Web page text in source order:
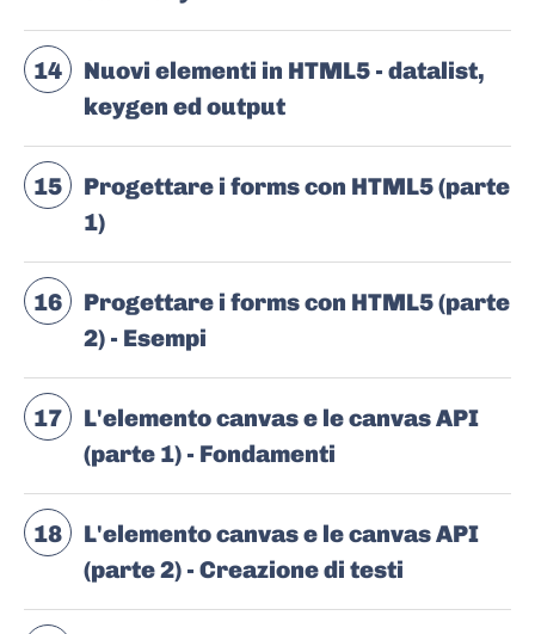
14
Nuovi elementi in HTML5 - datalist,
keygen ed output
15
Progettare i forms con HTML5 (parte
1)
16
Progettare i forms con HTML5 (parte
2) - Esempi
17
L'elemento canvas e le canvas API
(parte 1) - Fondamenti
18
L'elemento canvas e le canvas API
(parte 2) - Creazione di testi